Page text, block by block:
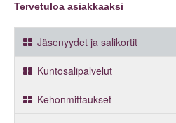
Tervetuloa asiakkaaksi
Jäsenyydet ja salikortit
Kuntosalipalvelut
Kehonmittaukset